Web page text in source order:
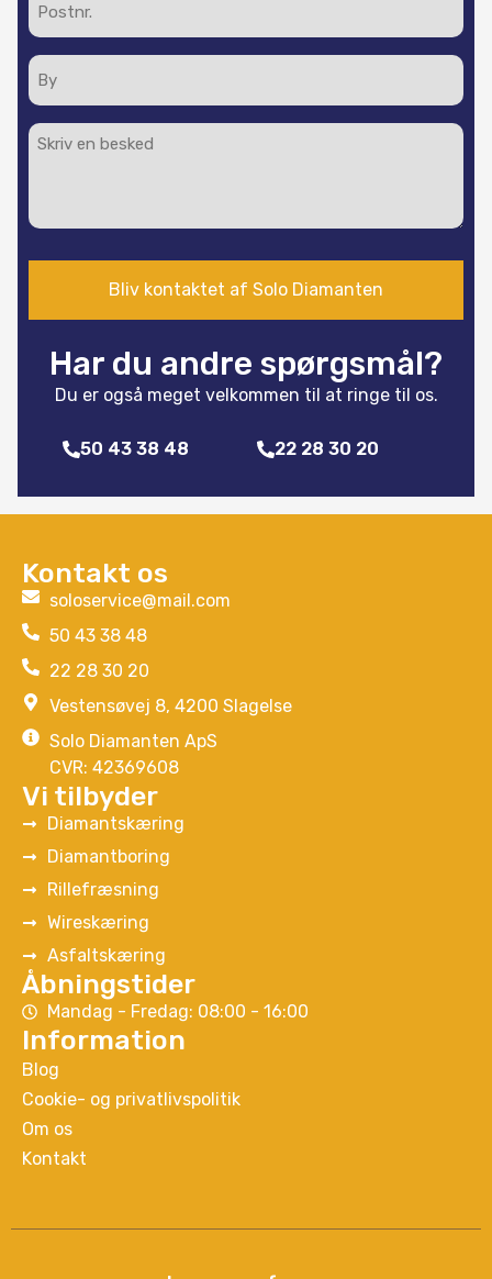
By
Besked
Har du andre spørgsmål?
Du er også meget velkommen til at ringe til os.
50 43 38 48 22 28 30 20
Kontakt os
soloservice@mail.com
50 43 38 48
22 28 30 20
Vestensøvej 8, 4200 Slagelse
Solo Diamanten ApS
CVR: 42369608
Vi tilbyder
Diamantskæring
Diamantboring
Rillefræsning
Wireskæring
Asfaltskæring
Åbningstider
Mandag - Fredag: 08:00 - 16:00
Information
Blog
Cookie- og privatlivspolitik
Om os
Kontakt